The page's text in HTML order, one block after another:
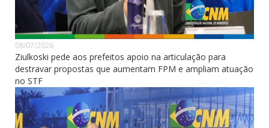
08/07/2026
Ziulkoski pede aos prefeitos apoio na articulação para
destravar propostas que aumentam FPM e ampliam atuação
no STF